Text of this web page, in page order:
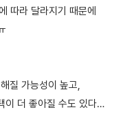
따라 달라지기 때문에
질 가능성이 높고,
이 더 좋아질 수도 있다…